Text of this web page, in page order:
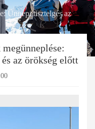
Ünnepi tisztelgés az
az örökség előtt